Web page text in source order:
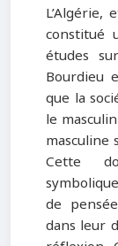
constitué
études
Bourdieu
que la
le
masculine
Cette
de
dans leur